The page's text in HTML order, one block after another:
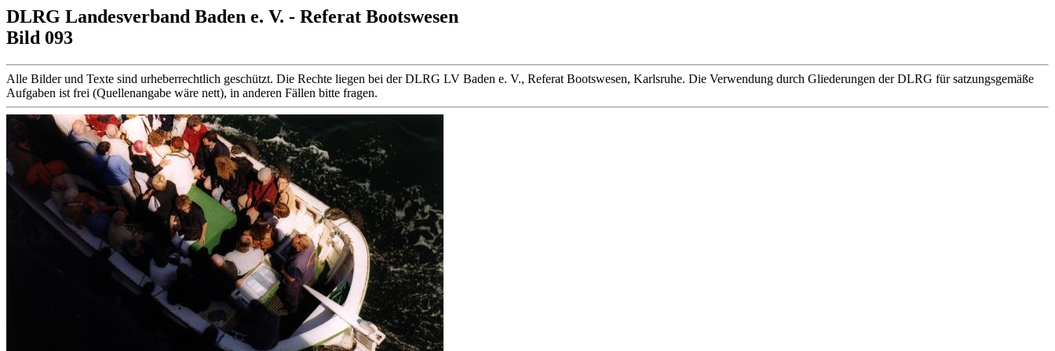
DLRG Landesverband Baden e. V. - Referat Bootswesen
Bild 093
Alle Bilder und Texte sind urheberrechtlich geschützt. Die Rechte liegen bei der DLRG LV Baden e. V., Referat Bootswesen, Karlsruhe. Die Verwendung durch Gliederungen der DLRG für satzungsgemäße
Aufgaben ist frei (Quellenangabe wäre nett), in anderen Fällen bitte fragen.